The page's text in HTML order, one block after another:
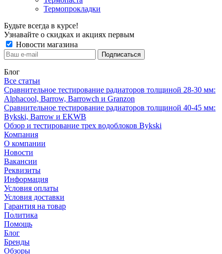
Термопрокладки
Будьте всегда в курсе!
Узнавайте о скидках и акциях первым
Новости магазина
Блог
Все статьи
Сравнительное тестирование радиаторов толщиной 28-30 мм:
Alphacool, Barrow, Barrowch и Granzon
Сравнительное тестирование радиаторов толщиной 40-45 мм:
Bykski, Barrow и EKWB
Обзор и тестирование трех водоблоков Bykski
Компания
О компании
Новости
Вакансии
Реквизиты
Информация
Условия оплаты
Условия доставки
Гарантия на товар
Политика
Помощь
Блог
Бренды
Обзоры